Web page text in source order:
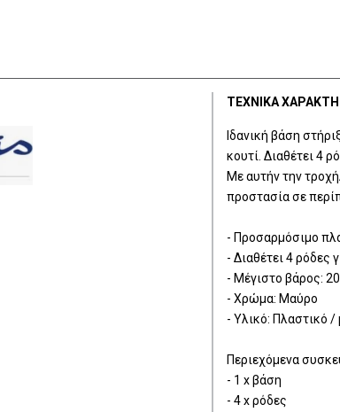
ΤΕΧΝΙΚΑ
Ιδανική βάση
κουτί. Διαθέτει 4
Με αυτήν την
προστασία σε
- Προσαρμόσιμο
- Διαθέτει 4 ρόδες
- Μέγιστο βάρος:
- Χρώμα: Μαύρο
- Υλικό: Πλαστικό /
Περιεχόμενα
- 1 x βάση
- 4 x ρόδες